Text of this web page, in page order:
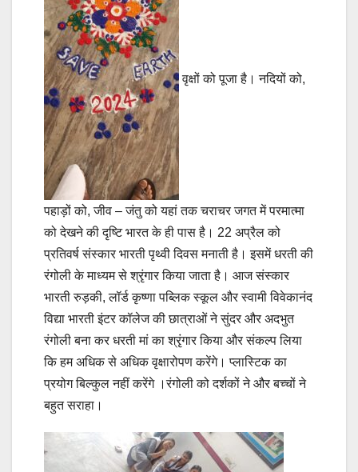
वृक्षों को पूजा है। नदियों को,
पहाड़ों को, जीव – जंतु को यहां तक चराचर जगत में परमात्मा
को देखने की दृष्टि भारत के ही पास है। 22 अप्रैल को
प्रतिवर्ष संस्कार भारती पृथ्वी दिवस मनाती है। इसमें धरती की
रंगोली के माध्यम से श्रृंगार किया जाता है। आज संस्कार
भारती रुड़की, लॉर्ड कृष्णा पब्लिक स्कूल और स्वामी विवेकानंद
विद्या भारती इंटर कॉलेज की छात्राओं ने सुंदर और अदभुत
रंगोली बना कर धरती मां का श्रृंगार किया और संकल्प लिया
कि हम अधिक से अधिक वृक्षारोपण करेंगे। प्लास्टिक का
प्रयोग बिल्कुल नहीं करेंगे ।रंगोली को दर्शकों ने और बच्चों ने
बहुत सराहा।